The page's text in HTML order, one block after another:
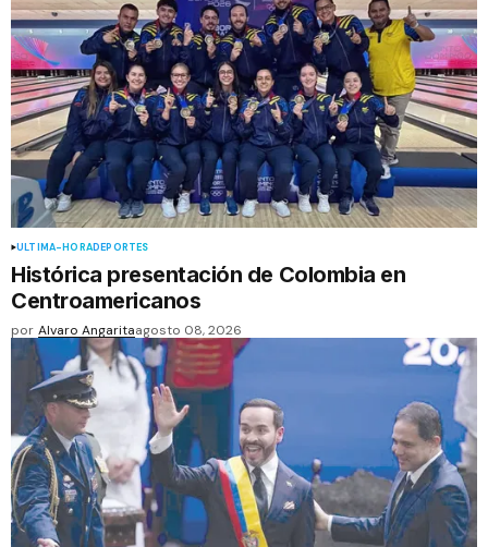
ÚLTIMA-HORADEPORTES
Histórica presentación de Colombia en
Centroamericanos
por Alvaro Angaritaagosto 08, 2026